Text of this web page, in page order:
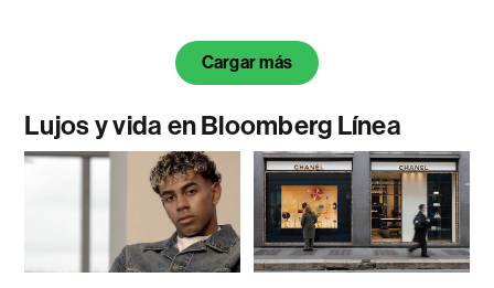
Cargar más
Lujos y vida en Bloomberg Línea